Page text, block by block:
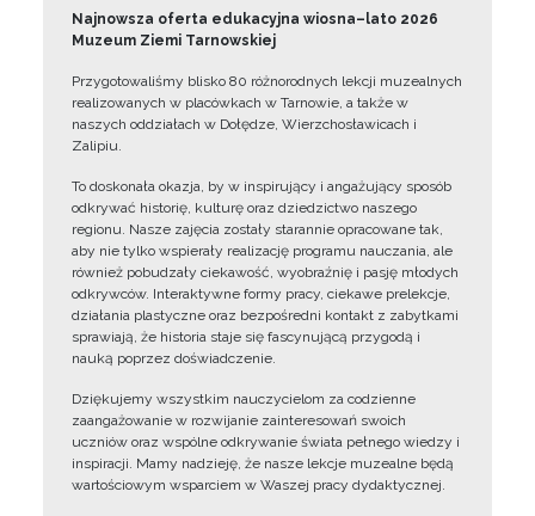
Najnowsza oferta edukacyjna wiosna–lato 2026
Muzeum Ziemi Tarnowskiej
Przygotowaliśmy blisko 80 różnorodnych lekcji muzealnych
realizowanych w placówkach w Tarnowie, a także w
naszych oddziałach w Dołędze, Wierzchosławicach i
Zalipiu.
To doskonała okazja, by w inspirujący i angażujący sposób
odkrywać historię, kulturę oraz dziedzictwo naszego
regionu. Nasze zajęcia zostały starannie opracowane tak,
aby nie tylko wspierały realizację programu nauczania, ale
również pobudzały ciekawość, wyobraźnię i pasję młodych
odkrywców. Interaktywne formy pracy, ciekawe prelekcje,
działania plastyczne oraz bezpośredni kontakt z zabytkami
sprawiają, że historia staje się fascynującą przygodą i
nauką poprzez doświadczenie.
Dziękujemy wszystkim nauczycielom za codzienne
zaangażowanie w rozwijanie zainteresowań swoich
uczniów oraz wspólne odkrywanie świata pełnego wiedzy i
inspiracji. Mamy nadzieję, że nasze lekcje muzealne będą
wartościowym wsparciem w Waszej pracy dydaktycznej.